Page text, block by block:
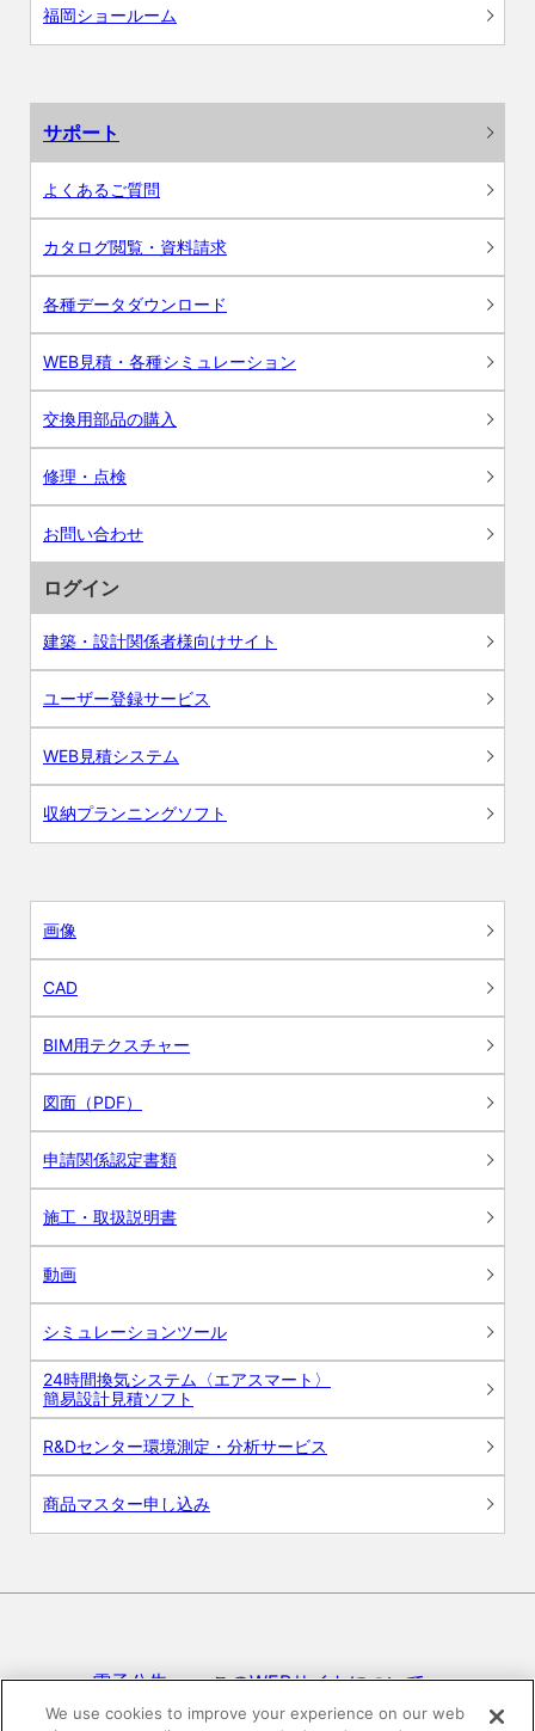
福岡ショールーム
サポート
よくあるご質問
カタログ閲覧・資料請求
各種データダウンロード
WEB見積・各種シミュレーション
交換用部品の購入
修理・点検
お問い合わせ
ログイン
建築・設計関係者様向けサイト
ユーザー登録サービス
WEB見積システム
収納プランニングソフト
画像
CAD
BIM用テクスチャー
図面（PDF）
申請関係認定書類
施工・取扱説明書
動画
シミュレーションツール
24時間換気システム〈エアスマート〉
簡易設計見積ソフト
R&Dセンター環境測定・分析サービス
商品マスター申し込み
電子公告 このWEBサイトについて
We use cookies to improve your experience on our web